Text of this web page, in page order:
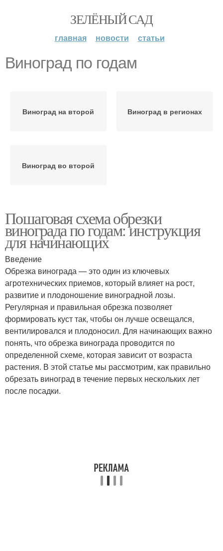
ЗЕЛЁНЫЙ САД
главная новости статьи
Виноград по годам
Виноград на второй Виноград в регионах
Виноград во второй
Пошаговая схема обрезки
винограда по годам: инструкция
для начинающих
Введение
Обрезка винограда — это один из ключевых
агротехнических приемов, который влияет на рост,
развитие и плодоношение виноградной лозы.
Регулярная и правильная обрезка позволяет
формировать куст так, чтобы он лучше освещался,
вентилировался и плодоносил. Для начинающих важно
понять, что обрезка винограда проводится по
определенной схеме, которая зависит от возраста
растения. В этой статье мы рассмотрим, как правильно
обрезать виноград в течение первых нескольких лет
после посадки.